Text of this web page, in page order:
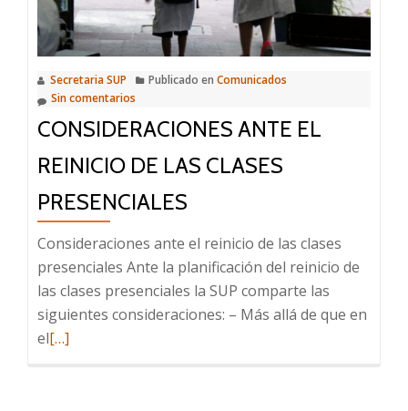
Secretaria SUP Publicado en Comunicados
Sin comentarios
CONSIDERACIONES ANTE EL
REINICIO DE LAS CLASES
PRESENCIALES
Consideraciones ante el reinicio de las clases
presenciales Ante la planificación del reinicio de
las clases presenciales la SUP comparte las
siguientes consideraciones: – Más allá de que en
elLeer
[…]